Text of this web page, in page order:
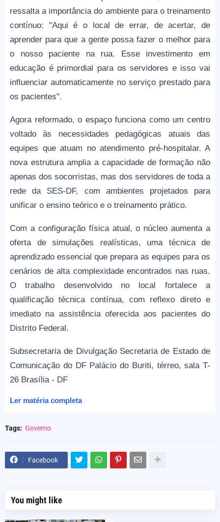
ressalta a importância do ambiente para o treinamento
contínuo: "Aqui é o local de errar, de acertar, de
aprender para que a gente possa fazer o melhor para
o nosso paciente na rua. Esse investimento em
educação é primordial para os servidores e isso vai
influenciar automaticamente no serviço prestado para
os pacientes".
Agora reformado, o espaço funciona como um centro
voltado às necessidades pedagógicas atuais das
equipes que atuam no atendimento pré-hospitalar. A
nova estrutura amplia a capacidade de formação não
apenas dos socorristas, mas dos servidores de toda a
rede da SES-DF, com ambientes projetados para
unificar o ensino teórico e o treinamento prático.
Com a configuração física atual, o núcleo aumenta a
oferta de simulações realísticas, uma técnica de
aprendizado essencial que prepara as equipes para os
cenários de alta complexidade encontrados nas ruas.
O trabalho desenvolvido no local fortalece a
qualificação técnica contínua, com reflexo direto e
imediato na assistência oferecida aos pacientes do
Distrito Federal.
Subsecretaria de Divulgação Secretaria de Estado de
Comunicação do DF Palácio do Buriti, térreo, sala T-
26 Brasília - DF
Ler matéria completa
Tags: Governo
Facebook
You might like